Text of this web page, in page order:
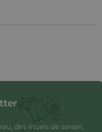
des rituels de saison,